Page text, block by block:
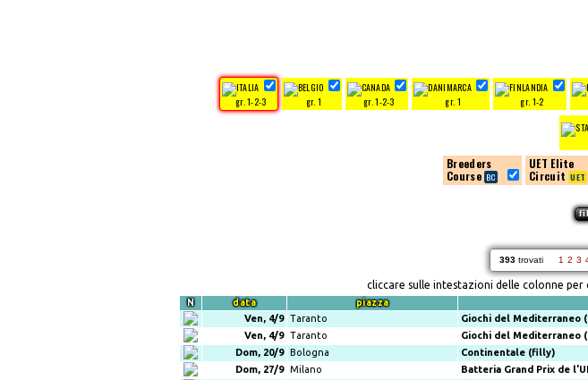
gr. 1-2-3 gr. 1 gr. 1-2-3 gr. 1 gr. 1-2
Breeders
Course
UET Elite
Circuit
393trovati 1 2 3
cliccare sulle intestazioni delle colonne
N data piazza
Ven, 4/9 Taranto Giochi del Mediterraneo
Ven, 4/9 Taranto Giochi del Mediterraneo
Dom, 20/9 Bologna Continentale (filly)
Dom, 27/9 Milano Batteria Grand Prix de